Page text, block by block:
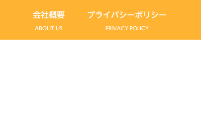
会社概要
ABOUT US
プライバシーポリシー
PRIVACY POLICY